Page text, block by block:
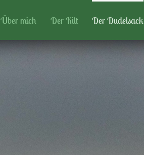
Über mich Der Kilt Der Dudelsack